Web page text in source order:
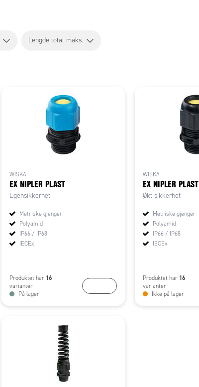
Lengde total maks.
WISKA
EX NIPLER PLAST
Egensikkerhet
Metriske gjenger
Polyamid
IP66 / IP68
IECEx
Produktet har 16
varianter
På lager
WISKA
EX NIPLER PLAST
Økt sikkerhet
Metriske gjenger
Polyamid
IP66 / IP68
IECEx
Produktet har 16
varianter
Ikke på lager